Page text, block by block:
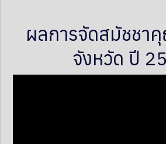
ผลการจัดสมัชชา
จังหวัด ปี